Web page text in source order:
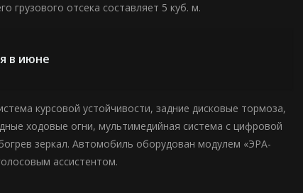
грузового отсека составляет 5 куб. м.
в июне
курсовой устойчивости, задние дисковые тормоза,
ходовые огни, мультимедийная система с цифровой
зеркал. Автомобиль оборудован модулем «ЭРА-
ассистентом.